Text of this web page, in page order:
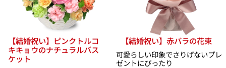
【結婚祝い】ピンクトルコ
キキョウのナチュラルバス
ケット
【結婚祝い】赤バラの花束
可愛らしい印象でさりげないプレ
ゼントにぴったり